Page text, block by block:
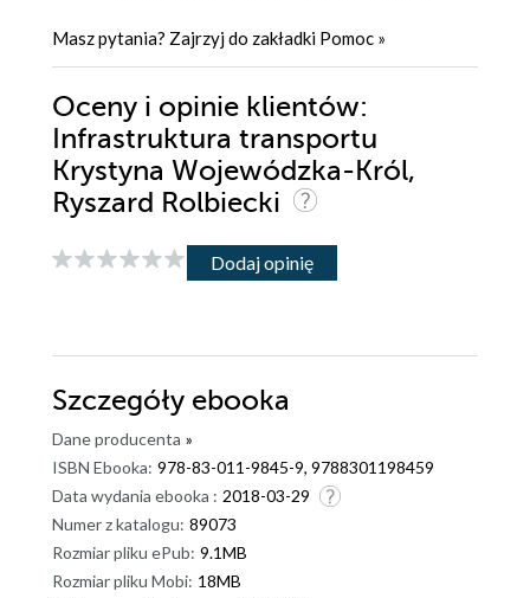
Masz pytania? Zajrzyj do zakładki Pomoc »
Oceny i opinie klientów:
Infrastruktura transportu
Krystyna Wojewódzka-Król,
Ryszard Rolbiecki
Dodaj opinię
Szczegóły ebooka
Dane producenta »
ISBN Ebooka: 978-83-011-9845-9, 9788301198459
Data wydania ebooka : 2018-03-29
Numer z katalogu: 89073
Rozmiar pliku ePub: 9.1MB
Rozmiar pliku Mobi: 18MB